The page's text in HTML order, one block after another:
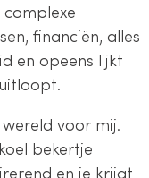
complexe
financiën, alles
en opeens lijkt
voor mij.
bekertje
en je krijgt